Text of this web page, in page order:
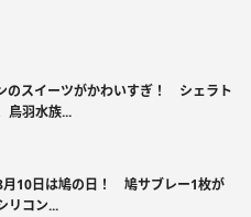
のスイーツがかわいすぎ！ シェラト
鳥羽水族...
8月10日は鳩の日！ 鳩サブレー1枚が
リコン...